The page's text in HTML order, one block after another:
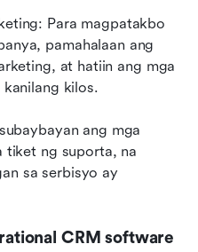
Para magpatakbo
pamahalaan ang
at hatiin ang mga
kilos.
ang mga
tiket ng suporta, na
sa serbisyo ay
CRM software